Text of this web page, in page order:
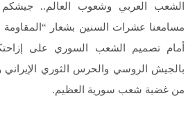
الشعب العربي وشعوب العالم.. جيشكم
مسامعنا عشرات السنين بشعار “المقاومة
أمام تصميم الشعب السوري على
بالجيش الروسي والحرس الثوري الإيراني
من غضبة شعب سورية العظيم.